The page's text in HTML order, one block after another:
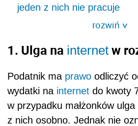
jeden z nich nie pracuje
rozwiń>
1. Ulga na internet w
Podatnik ma prawo odliczyć
wydatki na internet do kwoty
w przypadku małżonków
z nich osobno. Jednak nie